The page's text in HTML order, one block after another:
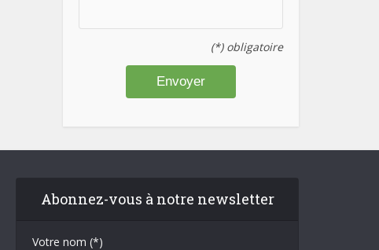
(*) obligatoire
Abonnez-vous à notre newsletter
Votre nom (*)